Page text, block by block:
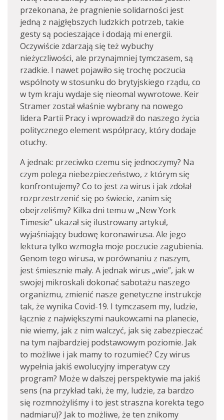
przekonana, że pragnienie solidarności jest
jedną z najgłębszych ludzkich potrzeb, takie
gesty są pocieszające i dodają mi energii.
Oczywiście zdarzają się też wybuchy
nieżyczliwości, ale przynajmniej tymczasem, są
rzadkie. I nawet pojawiło się trochę poczucia
wspólnoty w stosunku do brytyjskiego rządu, co
w tym kraju wydaje się nieomal wywrotowe. Keir
Stramer został właśnie wybrany na nowego
lidera Partii Pracy i wprowadził do naszego życia
politycznego element współpracy, który dodaje
otuchy.
A jednak: przeciwko czemu się jednoczymy? Na
czym polega niebezpieczeństwo, z którym się
konfrontujemy? Co to jest za wirus i jak zdołał
rozprzestrzenić się po świecie, zanim się
obejrzeliśmy? Kilka dni temu w „New York
Timesie” ukazał się ilustrowany artykuł,
wyjaśniający budowę koronawirusa. Ale jego
lektura tylko wzmogła moje poczucie zagubienia.
Genom tego wirusa, w porównaniu z naszym,
jest śmiesznie mały. A jednak wirus „wie”, jak w
swojej mikroskali dokonać sabotażu naszego
organizmu, zmienić nasze genetyczne instrukcje
tak, że wynika Covid-19. I tymczasem my, ludzie,
łącznie z największymi naukowcami na planecie,
nie wiemy, jak z nim walczyć, jak się zabezpieczać
na tym najbardziej podstawowym poziomie. Jak
to możliwe i jak mamy to rozumieć? Czy wirus
wypełnia jakiś ewolucyjny imperatyw czy
program? Może w dalszej perspektywie ma jakiś
sens (na przykład taki, że my, ludzie, za bardzo
się rozmnożyliśmy i to jest straszna korekta tego
nadmiaru)? Jak to możliwe, że ten znikomy